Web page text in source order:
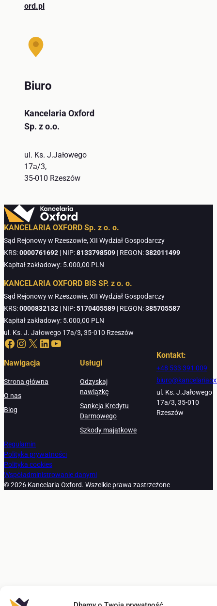
ord.pl
Biuro
Kancelaria Oxford
Sp. z o.o.
ul. Ks. J.Jałowego
17a/3,
35-010 Rzeszów
KANCELARIA OXFORD Sp. z o. o.
Sąd Rejonowy w Rzeszowie, XII Wydział Gospodarczy
KRS:0000761692 | NIP:8133798509 | REGON:382011499
Kapitał zakładowy: 5.000,00 PLN
KANCELARIA OXFORD BIS SP. z o. o.
Sąd Rejonowy w Rzeszowie, XII Wydział Gospodarczy
KRS:0000832132 | NIP:5170405589 | REGON:385705587
Kapitał zakładowy: 5.000,00 PLN
ul. Ks. J. Jałowego 17a/3, 35-010 Rzeszów
Facebook
Instagram
X LinkedIn
YouTube
Nawigacja
Strona główna
O nas
Blog
Usługi
Odzyskaj
nawiązkę
Sankcja Kredytu
Darmowego
Szkody majątkowe
Kontakt:
+48 533 391 009
ul. Ks. J.Jałowego
17a/3, 35-010
Rzeszów
© 2026 Kancelaria Oxford. Wszelkie prawa zastrzeżone
Regulamin
Polityka prywatności
Polityka cookies
Współadministrowanie danymi